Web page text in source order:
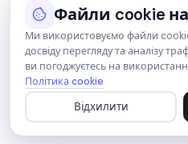
Файли cookie
Ми використовуємо файли
досвіду перегляду та аналізу
ви погоджуєтесь на
Політика cookie
Відхилити